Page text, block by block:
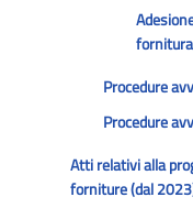
fornitura
Procedure
Procedure
Atti relativi alla
forniture (dal